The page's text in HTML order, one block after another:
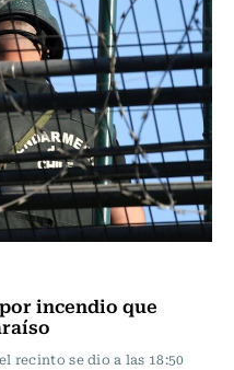
incendio que
recinto se dio a las 18:50